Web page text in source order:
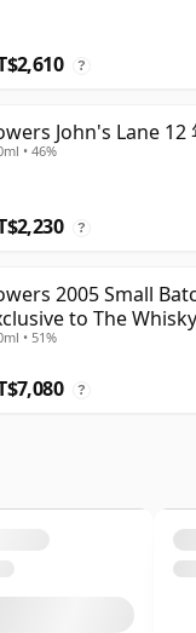
?
John's Lane 12
• 46%
?
2005 Small
to The
• 51%
?